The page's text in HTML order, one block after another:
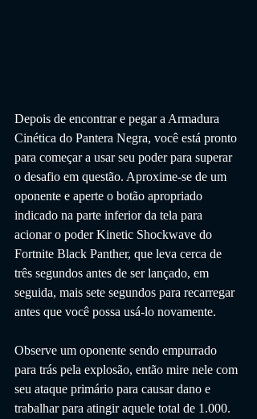
Depois de encontrar e pegar a Armadura
Cinética do Pantera Negra, você está pronto
para começar a usar seu poder para superar
o desafio em questão. Aproxime-se de um
oponente e aperte o botão apropriado
indicado na parte inferior da tela para
acionar o poder Kinetic Shockwave do
Fortnite Black Panther, que leva cerca de
três segundos antes de ser lançado, em
seguida, mais sete segundos para recarregar
antes que você possa usá-lo novamente.
Observe um oponente sendo empurrado
para trás pela explosão, então mire nele com
seu ataque primário para causar dano e
trabalhar para atingir aquele total de 1.000.